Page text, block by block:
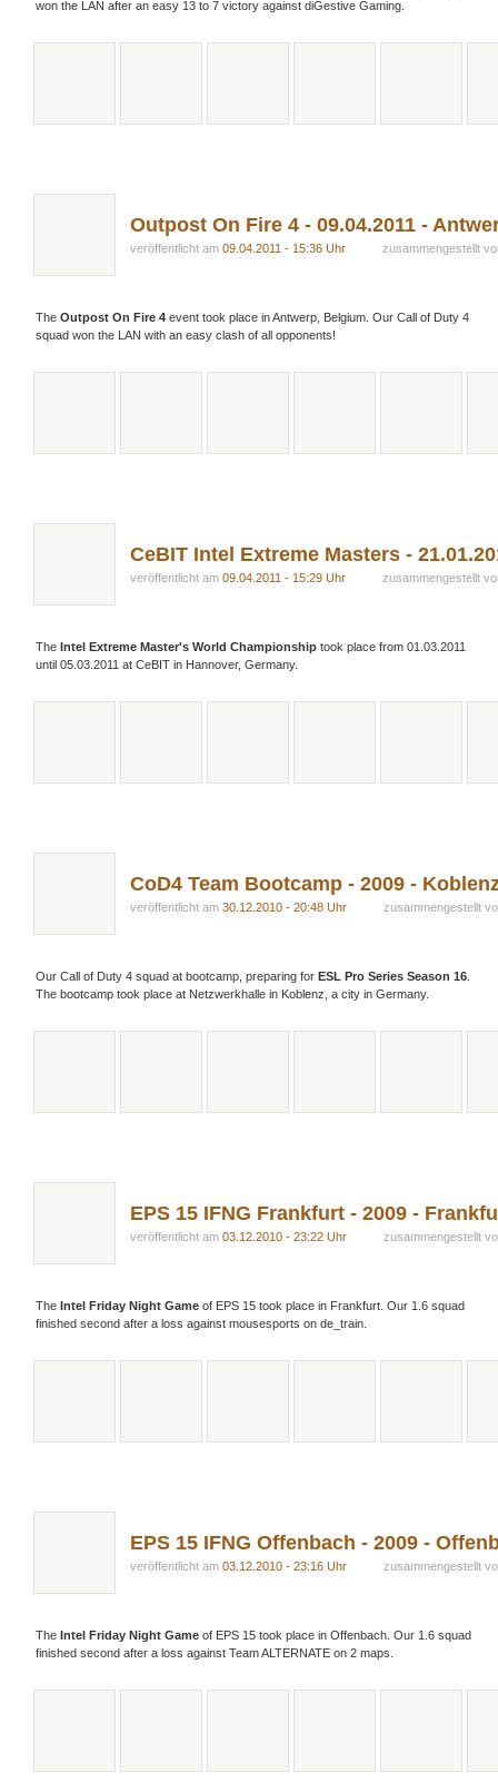
won the LAN after an easy 13 to 7 victory against diGestive Gaming.
Outpost On Fire 4 - 09.04.2011 -
veröffentlicht am 09.04.2011 - 15:36 Uhr zusammengestellt
The Outpost On Fire 4 event took place in Antwerp, Belgium. Our Call of Duty 4
squad won the LAN with an easy clash of all opponents!
CeBIT Intel Extreme Masters -
veröffentlicht am 09.04.2011 - 15:29 Uhr zusammengestellt
The Intel Extreme Master's World Championship took place from 01.03.2011
until 05.03.2011 at CeBIT in Hannover, Germany.
CoD4 Team Bootcamp - 2009 -
veröffentlicht am 30.12.2010 - 20:48 Uhr zusammengestellt
Our Call of Duty 4 squad at bootcamp, preparing for ESL Pro Series Season 16
The bootcamp took place at Netzwerkhalle in Koblenz, a city in Germany.
EPS 15 IFNG Frankfurt - 2009 -
veröffentlicht am 03.12.2010 - 23:22 Uhr zusammengestellt
The Intel Friday Night Game of EPS 15 took place in Frankfurt. Our 1.6 squad
finished second after a loss against mousesports on de_train.
EPS 15 IFNG Offenbach - 2009 -
veröffentlicht am 03.12.2010 - 23:16 Uhr zusammengestellt
The Intel Friday Night Game of EPS 15 took place in Offenbach. Our 1.6 squad
finished second after a loss against Team ALTERNATE on 2 maps.